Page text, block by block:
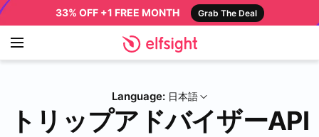
33% OFF +1 FREE MONTH Grab The Deal
Language: 日本語
トリップアドバイザーAPI